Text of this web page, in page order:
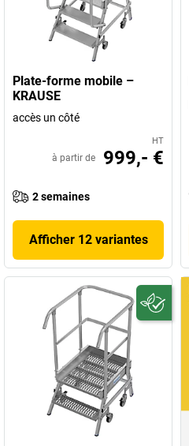
Plate-forme mobile –
KRAUSE
accès un côté
HT
à partir de 999,- €
2 semaines
Afficher 12 variantes